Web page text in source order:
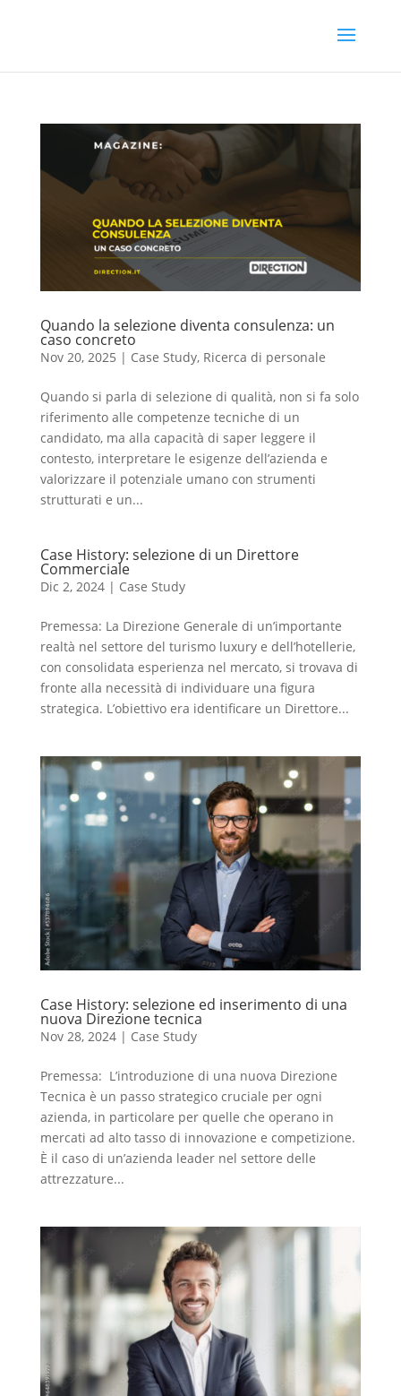
Quando la selezione diventa consulenza: un
caso concreto
Nov 20, 2025 | Case Study, Ricerca di personale
Quando si parla di selezione di qualità, non si fa solo
riferimento alle competenze tecniche di un
candidato, ma alla capacità di saper leggere il
contesto, interpretare le esigenze dell’azienda e
valorizzare il potenziale umano con strumenti
strutturati e un...
Case History: selezione di un Direttore
Commerciale
Dic 2, 2024| Case Study
Premessa: La Direzione Generale di un’importante
realtà nel settore del turismo luxury e dell’hotellerie,
con consolidata esperienza nel mercato, si trovava di
fronte alla necessità di individuare una figura
strategica. L’obiettivo era identificare un Direttore...
Case History: selezione ed inserimento di una
nuova Direzione tecnica
Nov 28, 2024| Case Study
Premessa: L’introduzione di una nuova Direzione
Tecnica è un passo strategico cruciale per ogni
azienda, in particolare per quelle che operano in
mercati ad alto tasso di innovazione e competizione.
È il caso di un’azienda leader nel settore delle
attrezzature...